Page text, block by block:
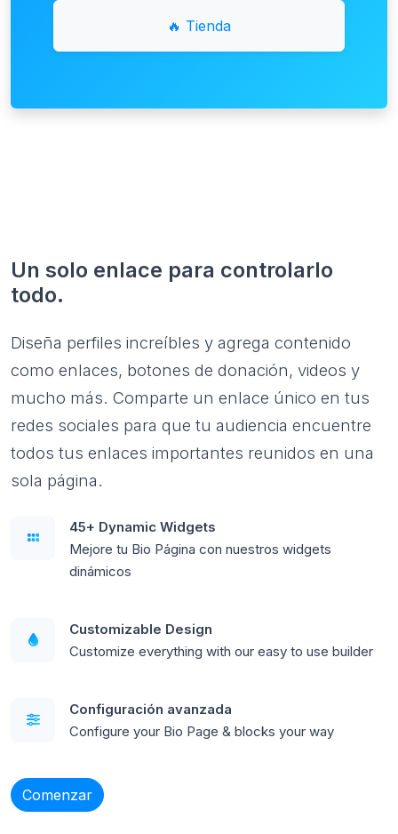
🔥 Tienda
Un solo enlace para controlarlo
todo.
Diseña perfiles increíbles y agrega contenido
como enlaces, botones de donación, videos y
mucho más. Comparte un enlace único en tus
redes sociales para que tu audiencia encuentre
todos tus enlaces importantes reunidos en una
sola página.
45+ Dynamic Widgets
Mejore tu Bio Página con nuestros widgets
dinámicos
Customizable Design
Customize everything with our easy to use builder
Configuración avanzada
Configure your Bio Page & blocks your way
Comenzar